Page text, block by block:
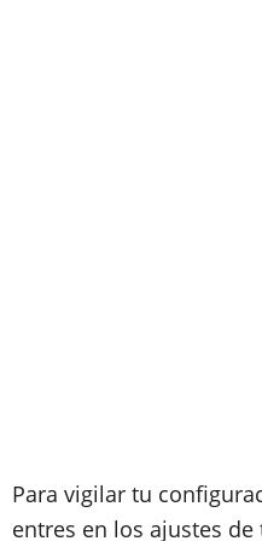
Para vigilar tu
entres en los ajustes